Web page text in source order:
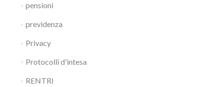
pensioni
previdenza
Privacy
Protocolli d'intesa
RENTRI